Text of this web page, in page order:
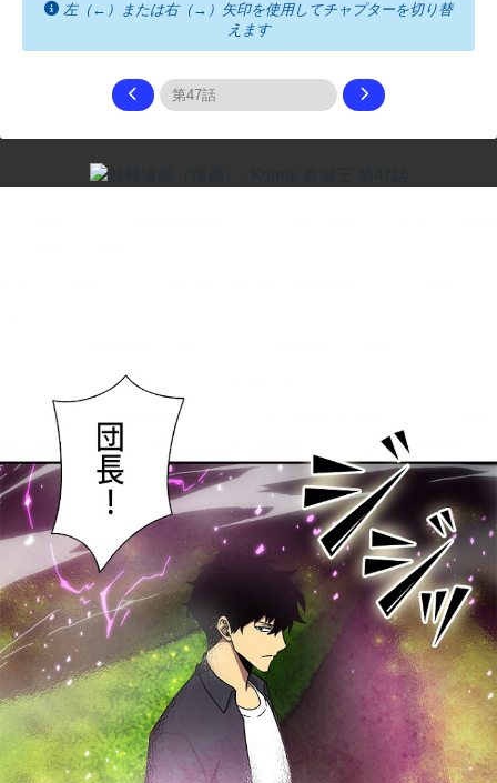
左（←）または右（→）矢印を使用してチャプターを切り替
えます